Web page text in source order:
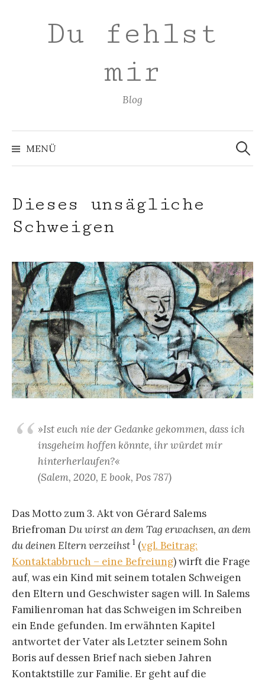
überspringenDu fehlst
mir
Blog
MENÜ
Suchen
nach:
Dieses unsägliche
Schweigen
»Ist euch nie der Gedanke gekommen, dass ich
insgeheim hoffen könnte, ihr würdet mir
hinterherlaufen?«
(Salem, 2020, E book, Pos 787)
Das Motto zum 3. Akt von Gérard Salems
Briefroman Du wirst an dem Tag erwachsen, an dem
du deinen Eltern verzeihst 1 (vgl. Beitrag:
Kontaktabbruch – eine Befreiung) wirft die Frage
auf, was ein Kind mit seinem totalen Schweigen
den Eltern und Geschwister sagen will. In Salems
Familienroman hat das Schweigen im Schreiben
ein Ende gefunden. Im erwähnten Kapitel
antwortet der Vater als Letzter seinem Sohn
Boris auf dessen Brief nach sieben Jahren
Kontaktstille zur Familie. Er geht auf die